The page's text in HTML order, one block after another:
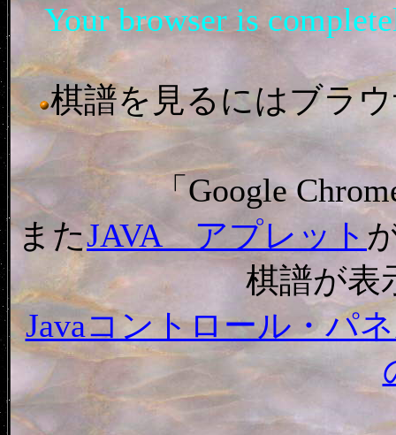
Your browser is
棋譜を見るにはブラ
「Google
またJAVA アプレット
棋譜が表
Javaコントロール・パ